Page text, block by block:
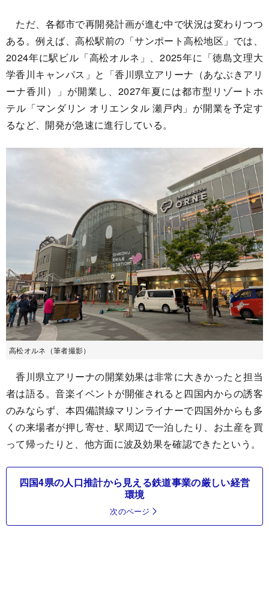
ただ、各都市で再開発計画が進む中で状況は変わりつつ
ある。例えば、高松駅前の「サンポート高松地区」では、
2024年に駅ビル「高松オルネ」、2025年に「徳島文理大
学香川キャンパス」と「香川県立アリーナ（あなぶきアリ
ーナ香川）」が開業し、2027年夏には都市型リゾートホ
テル「マンダリン オリエンタル 瀬戸内」が開業を予定す
るなど、開発が急速に進行している。
高松オルネ（筆者撮影）
香川県立アリーナの開業効果は非常に大きかったと担当
者は語る。音楽イベントが開催されると四国内からの誘客
のみならず、本四備讃線マリンライナーで四国外からも多
くの来場者が押し寄せ、駅周辺で一泊したり、お土産を買
って帰ったりと、他方面に波及効果を確認できたという。
四国4県の人口推計から見える鉄道事業の厳しい経営
環境
次のページ